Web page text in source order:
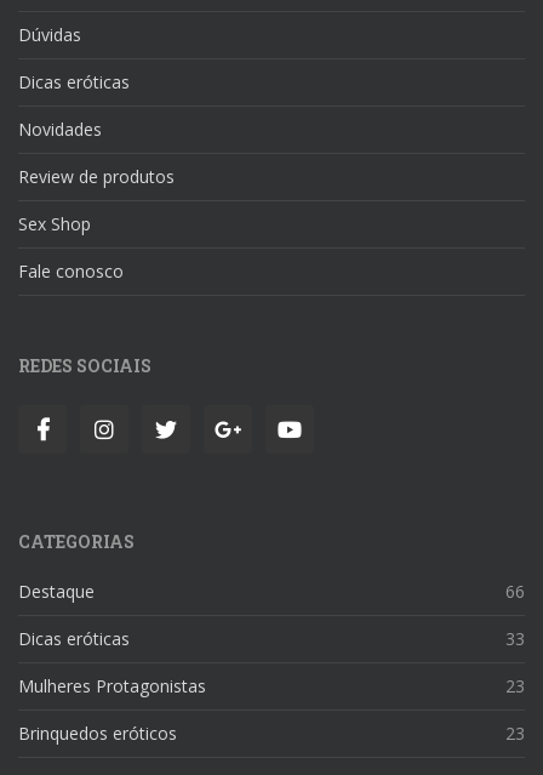
Dúvidas
Dicas eróticas
Novidades
Review de produtos
Sex Shop
Fale conosco
REDES SOCIAIS
CATEGORIAS
Destaque 66
Dicas eróticas 33
Mulheres Protagonistas 23
Brinquedos eróticos 23